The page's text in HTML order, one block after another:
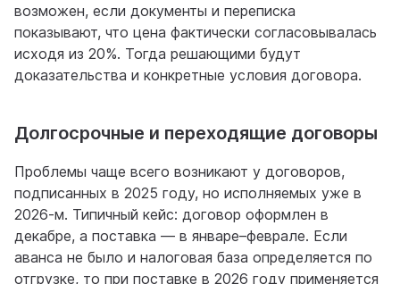
возможен, если документы и переписка
показывают, что цена фактически согласовывалась
исходя из 20%. Тогда решающими будут
доказательства и конкретные условия договора.
Долгосрочные и переходящие договоры
Проблемы чаще всего возникают у договоров,
подписанных в 2025 году, но исполняемых уже в
2026-м. Типичный кейс: договор оформлен в
декабре, а поставка — в январе–феврале. Если
аванса не было и налоговая база определяется по
отгрузке, то при поставке в 2026 году применяется